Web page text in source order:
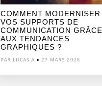
COMMENT MODERNISER
VOS SUPPORTS DE
COMMUNICATION GRÂCE
AUX TENDANCES
GRAPHIQUES ?
PAR LUCAS A 27 MARS 2026